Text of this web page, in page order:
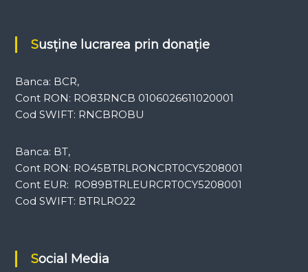
Susține lucrarea prin donație
Banca: BCR,
Cont RON: RO83RNCB 0106026611020001
Cod SWIFT: RNCBROBU
Banca: BT,
Cont RON: RO45BTRLRONCRT0CY5208001
Cont EUR: RO89BTRLEURCRT0CY5208001
Cod SWIFT: BTRLRO22
Social Media